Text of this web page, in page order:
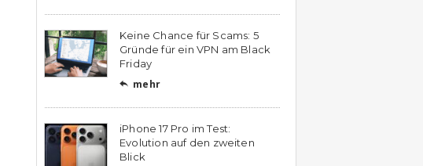
Keine Chance für Scams: 5
Gründe für ein VPN am Black
Friday
 mehr
iPhone 17 Pro im Test:
Evolution auf den zweiten
Blick